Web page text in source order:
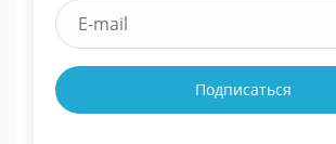
Подписаться